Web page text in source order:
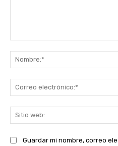
Guardar mi nombre, correo